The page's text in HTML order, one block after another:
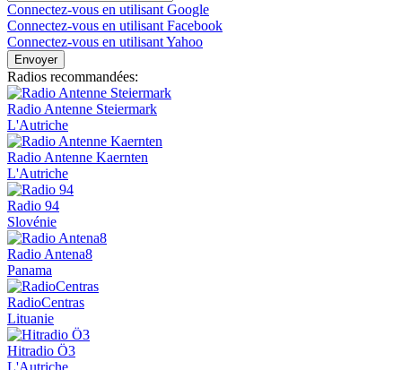
Connectez-vous en utilisant Google
Connectez-vous en utilisant Facebook
Connectez-vous en utilisant Yahoo
Envoyer
Radios recommandées:
Radio Antenne Steiermark
L'Autriche
Radio Antenne Kaernten
L'Autriche
Radio 94
Slovénie
Radio Antena8
Panama
RadioCentras
Lituanie
Hitradio Ö3
L'Autriche